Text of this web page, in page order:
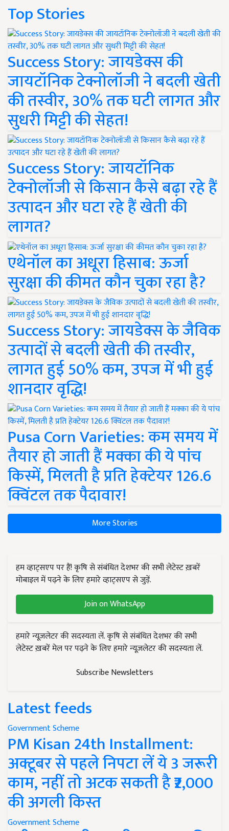
Top Stories
Success Story: जायडेक्स की
जायटॉनिक टेक्नोलॉजी ने बदली खेती
की तस्वीर, 30% तक घटी लागत और
सुधरी मिट्टी की सेहत!
Success Story: जायटॉनिक
टेक्नोलॉजी से किसान कैसे बढ़ा रहे हैं
उत्पादन और घटा रहे हैं खेती की
लागत?
एथेनॉल का अधूरा हिसाब: ऊर्जा
सुरक्षा की कीमत कौन चुका रहा है?
Success Story: जायडेक्स के जैविक
उत्पादों से बदली खेती की तस्वीर,
लागत हुई 50% कम, उपज में भी हुई
शानदार वृद्धि!
Pusa Corn Varieties: कम समय में
तैयार हो जाती हैं मक्का की ये पांच
किस्में, मिलती है प्रति हेक्टेयर 126.6
क्विंटल तक पैदावार!
More Stories
हम व्हाट्सएप पर हैं! कृषि से संबंधित देशभर की सभी लेटेस्ट ख़बरें
मोबाइल में पढ़ने के लिए हमारे व्हाट्सएप से जुड़ें.
Join on WhatsApp
हमारे न्यूज़लेटर की सदस्यता लें. कृषि से संबंधित देशभर की सभी
लेटेस्ट ख़बरें मेल पर पढ़ने के लिए हमारे न्यूज़लेटर की सदस्यता लें.
Subscribe Newsletters
Latest feeds
Government Scheme
PM Kisan 24th Installment:
अक्टूबर से पहले निपटा लें ये 3 जरूरी
काम, नहीं तो अटक सकती है ₹2,000
की अगली किस्त
Government Scheme